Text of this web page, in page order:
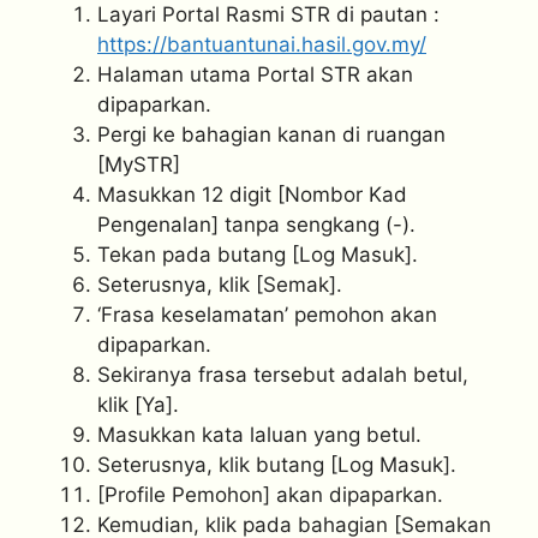
Layari Portal Rasmi STR di pautan :
https://bantuantunai.hasil.gov.my/
Halaman utama Portal STR akan
dipaparkan.
Pergi ke bahagian kanan di ruangan
[MySTR]
Masukkan 12 digit [Nombor Kad
Pengenalan] tanpa sengkang (-).
Tekan pada butang [Log Masuk].
Seterusnya, klik [Semak].
‘Frasa keselamatan’ pemohon akan
dipaparkan.
Sekiranya frasa tersebut adalah betul,
klik [Ya].
Masukkan kata laluan yang betul.
Seterusnya, klik butang [Log Masuk].
[Profile Pemohon] akan dipaparkan.
Kemudian, klik pada bahagian [Semakan